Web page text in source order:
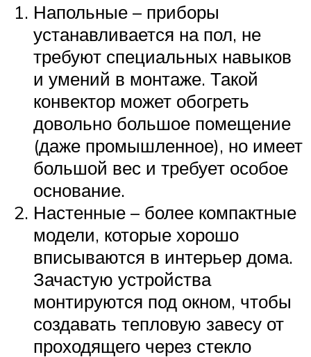
Напольные – приборы
устанавливается на пол, не
требуют специальных навыков
и умений в монтаже. Такой
конвектор может обогреть
довольно большое помещение
(даже промышленное), но имеет
большой вес и требует особое
основание.
Настенные – более компактные
модели, которые хорошо
вписываются в интерьер дома.
Зачастую устройства
монтируются под окном, чтобы
создавать тепловую завесу от
проходящего через стекло